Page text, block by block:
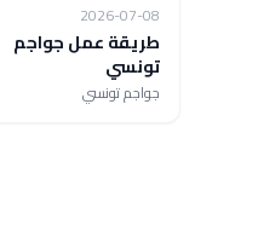
2026-07-08
طريقة عمل جواجم
تونسي
جواجم تونسي